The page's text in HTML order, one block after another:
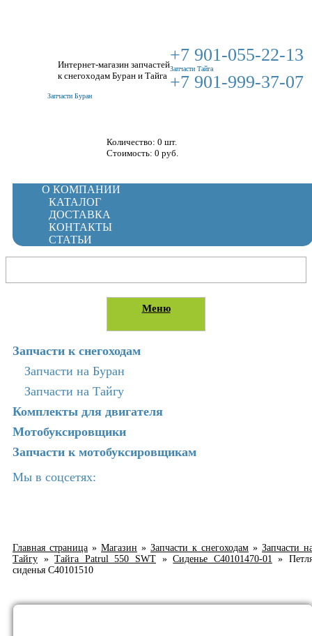
Интернет-магазин запчастей
к снегоходам Буран и Тайга
+7 901-055-22-13
Запчасти Тайга
+7 901-999-37-07
Запчасти Буран
Количество: 0 шт.
Стоимость: 0 руб.
О КОМПАНИИ
КАТАЛОГ
ДОСТАВКА
КОНТАКТЫ
СТАТЬИ
Меню
Запчасти к снегоходам
Запчасти на Буран
Запчасти на Тайгу
Комплекты для двигателя
Мотобуксировщики
Запчасти к мотобуксировщикам
Мы в соцсетях:
Главная страница » Магазин » Запчасти к снегоходам » Запчасти
Тайгу »Тайга Patrul 550 SWT »Сиденье С40101470-01 »
сиденья C40101510